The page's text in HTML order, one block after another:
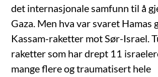
det internasjonale samfunn til å
Gaza. Men hva var svaret Hamas
Kassam-raketter mot Sør-Israel.
raketter som har drept 11
mange flere og traumatisert hele